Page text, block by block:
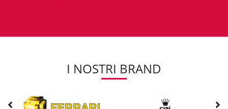
I NOSTRI BRAND